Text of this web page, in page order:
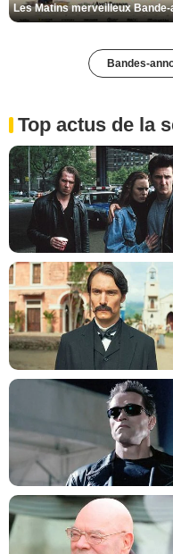
Bandes-
Top actus de la